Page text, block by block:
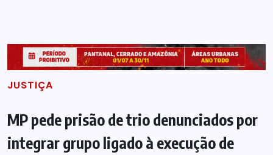
JUSTIÇA
MP pede prisão de trio denunciados por
integrar grupo ligado à execução de